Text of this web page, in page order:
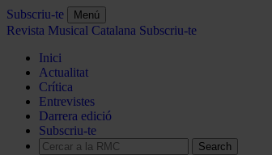
Subscriu-te Menú
Revista Musical Catalana Subscriu-te
Inici
Actualitat
Crítica
Entrevistes
Darrera edició
Subscriu-te